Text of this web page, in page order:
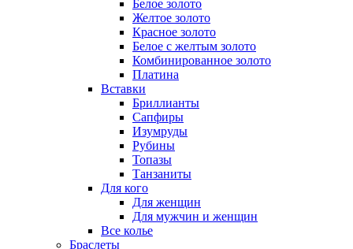
Белое золото
Желтое золото
Красное золото
Белое с желтым золото
Комбинированное золото
Платина
Вставки
Бриллианты
Сапфиры
Изумруды
Рубины
Топазы
Танзаниты
Для кого
Для женщин
Для мужчин и женщин
Все колье
Браслеты